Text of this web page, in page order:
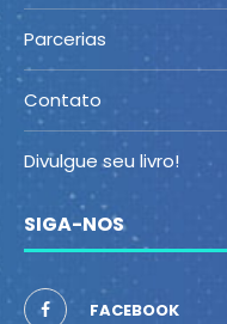
Parcerias
Contato
Divulgue seu livro!
SIGA-NOS
FACEBOOK